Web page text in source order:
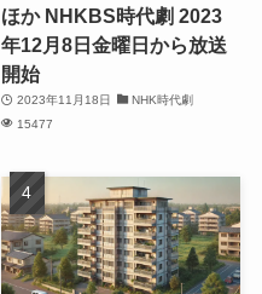
ほか NHKBS時代劇 2023
年12月8日金曜日から放送
開始
2023年11月18日
NHK時代劇
15477